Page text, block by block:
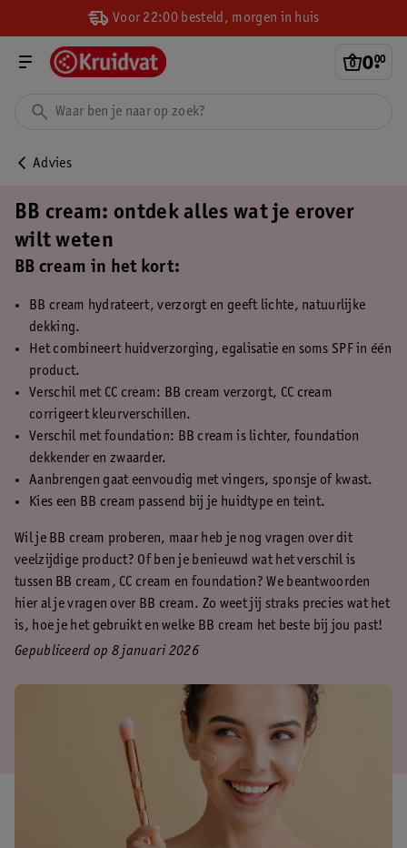
Voor 22:00 besteld, morgen in huis
0.
00
Advies
BB cream: ontdek alles wat je erover
wilt weten
BB cream in het kort:
BB cream hydrateert, verzorgt en geeft lichte, natuurlijke
dekking.
Het combineert huidverzorging, egalisatie en soms SPF in één
product.
Verschil met CC cream: BB cream verzorgt, CC cream
corrigeert kleurverschillen.
Verschil met foundation: BB cream is lichter, foundation
dekkender en zwaarder.
Aanbrengen gaat eenvoudig met vingers, sponsje of kwast.
Kies een BB cream passend bij je huidtype en teint.
Wil je BB cream proberen, maar heb je nog vragen over dit
veelzijdige product? Of ben je benieuwd wat het verschil is
tussen BB cream, CC cream en foundation? We beantwoorden
hier al je vragen over BB cream. Zo weet jij straks precies wat het
is, hoe je het gebruikt en welke BB cream het beste bij jou past!
Gepubliceerd op 8 januari 2026